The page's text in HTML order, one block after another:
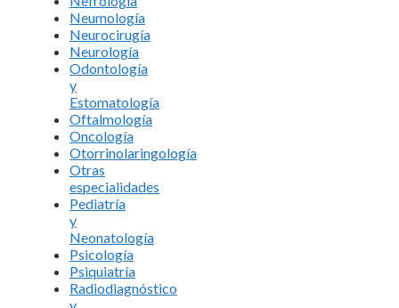
Neumología
Neurocirugía
Neurología
Odontología
y
Estomatología
Oftalmología
Oncología
Otorrinolaringología
Otras
especialidades
Pediatría
y
Neonatología
Psicología
Psiquiatría
Radiodiagnóstico
y